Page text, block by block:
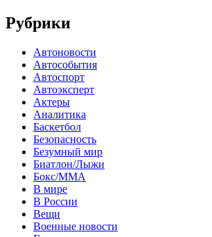
Рубрики
Автоновости
Автособытия
Автоспорт
Автоэксперт
Актеры
Аналитика
Баскетбол
Безопасность
Безумный мир
Биатлон/Лыжи
Бокс/MMA
В мире
В России
Вещи
Военные новости